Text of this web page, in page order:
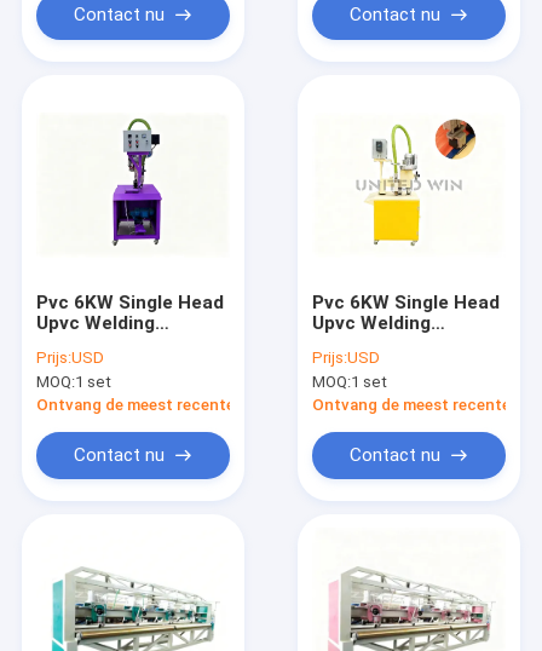
Producten
Videos
Contact nu Contact nu
Pvc 6KW Single Head
Upvc Welding
Heating Control
Consistente
gewrichtslassen
Prijs:USD
MOQ:1 set
Ontvang de meest recente Prijs
Contact nu
Pvc 6KW Single Head
Upvc Welding
temperatuurregeling
Stabiel naadvormen
Prijs:USD
MOQ:1 set
Ontvang de meest recente
Contact nu